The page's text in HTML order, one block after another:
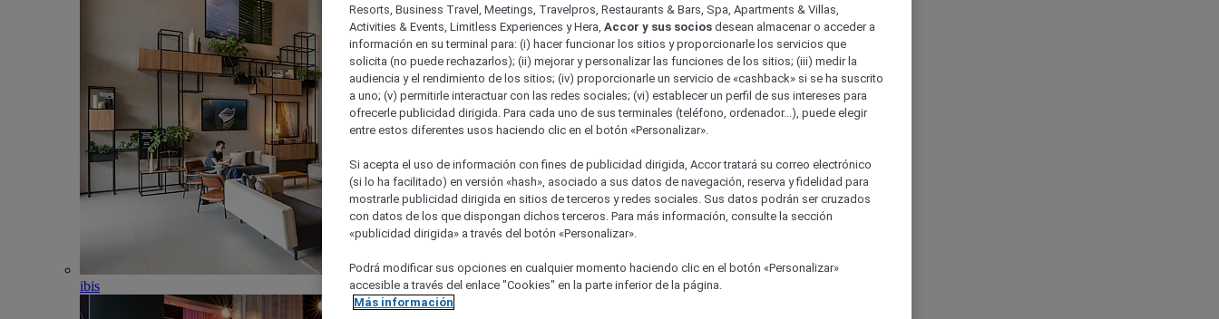
ibis
Resorts, Business Travel, Meetings, Travelpros, Restaurants & Bars, Spa, Apartments & Villas,
Activities & Events, Limitless Experiences y Hera, Accor y sus socios desean almacenar o acceder a
información en su terminal para: (i) hacer funcionar los sitios y proporcionarle los servicios que
solicita (no puede rechazarlos); (ii) mejorar y personalizar las funciones de los sitios; (iii) medir la
audiencia y el rendimiento de los sitios; (iv) proporcionarle un servicio de «cashback» si se ha suscrito
a uno; (v) permitirle interactuar con las redes sociales; (vi) establecer un perfil de sus intereses para
ofrecerle publicidad dirigida. Para cada uno de sus terminales (teléfono, ordenador...), puede elegir
entre estos diferentes usos haciendo clic en el botón «Personalizar».
Si acepta el uso de información con fines de publicidad dirigida, Accor tratará su correo electrónico
(si lo ha facilitado) en versión «hash», asociado a sus datos de navegación, reserva y fidelidad para
mostrarle publicidad dirigida en sitios de terceros y redes sociales. Sus datos podrán ser cruzados
con datos de los que dispongan dichos terceros. Para más información, consulte la sección
«publicidad dirigida» a través del botón «Personalizar».
Podrá modificar sus opciones en cualquier momento haciendo clic en el botón «Personalizar»
accesible a través del enlace "Cookies" en la parte inferior de la página.
Más información